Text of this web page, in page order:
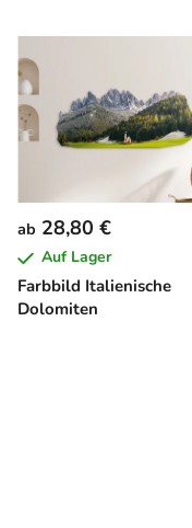
Farbbild Italienische
Dolomiten
ab 28,80 €
Auf Lager